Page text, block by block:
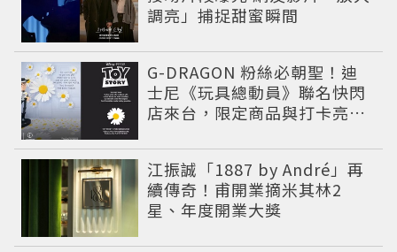
調亮」捕捉甜蜜瞬間
G-DRAGON 粉絲必朝聖！迪
士尼《玩具總動員》聯名快閃
店來台，限定商品與打卡亮點
江振誠「1887 by André」再
續傳奇！甫開業摘米其林2
星、年度開業大獎